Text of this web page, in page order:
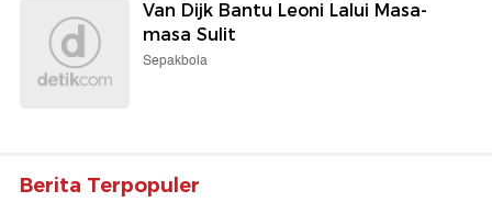
Van Dijk Bantu Leoni Lalui Masa-
masa Sulit
Sepakbola
Berita Terpopuler